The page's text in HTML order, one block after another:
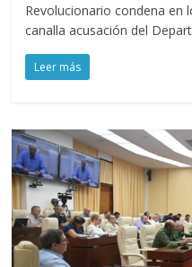
Revolucionario condena en
canalla acusación del
Leer más